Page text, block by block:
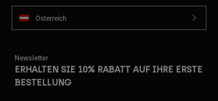
Österreich
Newsletter
ERHALTEN SIE 10% RABATT AUF IHRE ERSTE
BESTELLUNG